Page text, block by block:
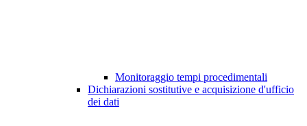
Monitoraggio tempi procedimentali
Dichiarazioni sostitutive e acquisizione d'ufficio
dei dati